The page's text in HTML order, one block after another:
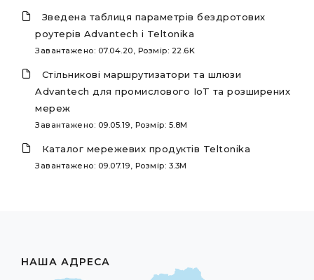
Зведена таблиця параметрів бездротових
роутерів Advantech і Teltonika
Завантажено: 07.04.20, Розмір: 22.6K
Стільникові маршрутизатори та шлюзи
Advantech для промислового IoT та розширених
мереж
Завантажено: 09.05.19, Розмір: 5.8M
Каталог мережевих продуктів Teltonika
Завантажено: 09.07.19, Розмір: 3.3M
НАША АДРЕСА